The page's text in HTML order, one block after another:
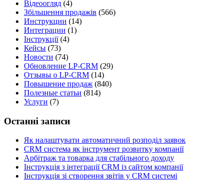
Відеоогляд (4)
Збільшення продажів (566)
Инструкции (14)
Интеграции (1)
Інструкції(4)
Кейсы (73)
Новости (74)
Обновление LP-CRM (29)
Отзывы о LP-CRM (14)
Повышение продаж (840)
Полезные статьи (814)
Услуги (7)
Останні записи
Як налаштувати автоматичний розподіл заявок
CRM система як інструмент розвитку компанії
Арбітраж та товарка для стабільного доходу
Інструкція з інтеграції CRM із сайтом компанії
Інструкція зі створення звітів у CRM системі